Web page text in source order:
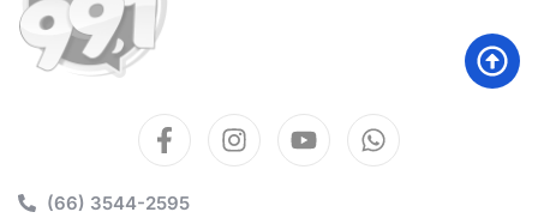
(66) 3544-2595